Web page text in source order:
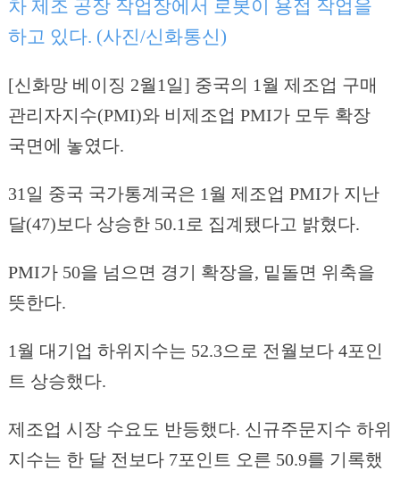
차 제조 공장 작업장에서 로봇이 용접 작업을
하고 있다. (사진/신화통신)
[신화망 베이징 2월1일] 중국의 1월 제조업 구매
관리자지수(PMI)와 비제조업 PMI가 모두 확장
국면에 놓였다.
31일 중국 국가통계국은 1월 제조업 PMI가 지난
달(47)보다 상승한 50.1로 집계됐다고 밝혔다.
PMI가 50을 넘으면 경기 확장을, 밑돌면 위축을
뜻한다.
1월 대기업 하위지수는 52.3으로 전월보다 4포인
트 상승했다.
제조업 시장 수요도 반등했다. 신규주문지수 하위
지수는 한 달 전보다 7포인트 오른 50.9를 기록했